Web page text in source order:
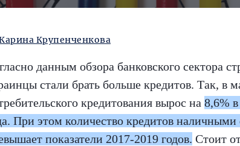
Крупенченкова
данным обзора банковского сектора
стали брать больше кредитов. Так, в
кредитования вырос на 8,6%
При этом количество кредитов наличными
показатели 2017-2019 годов. Стоит